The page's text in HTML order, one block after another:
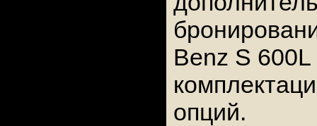
Benz S
опций.